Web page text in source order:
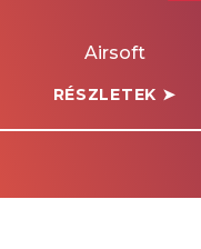
Airsoft
RÉSZLETEK ➤